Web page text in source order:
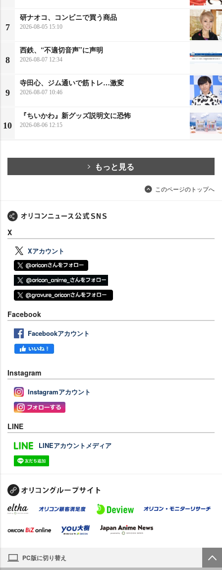
7
研ナオコ、コンビニで買う商品
2026-08-05 15:10
8
西鉄、“不適切音声”に声明
2026-08-07 12:34
9
寺田心、ジム通いで筋トレ…激変
2026-08-07 10:46
10
『ちいかわ』新グッズ説明文に恐怖
2026-08-06 12:15
もっと見る
このページのトップへ
X
Xアカウント
Facebook
Facebookアカウント
Instagram
Instagramアカウント
LINE
LINEアカウントメディア
PC版に切り替え